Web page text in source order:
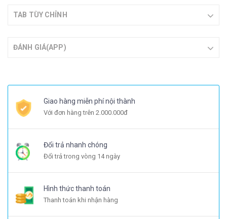
TAB TÙY CHỈNH
ĐÁNH GIÁ(APP)
Giao hàng miễn phí nội thành
Với đơn hàng trên 2.000.000đ
Đổi trả nhanh chóng
Đổi trả trong vòng 14 ngày
Hình thức thanh toán
Thanh toán khi nhận hàng